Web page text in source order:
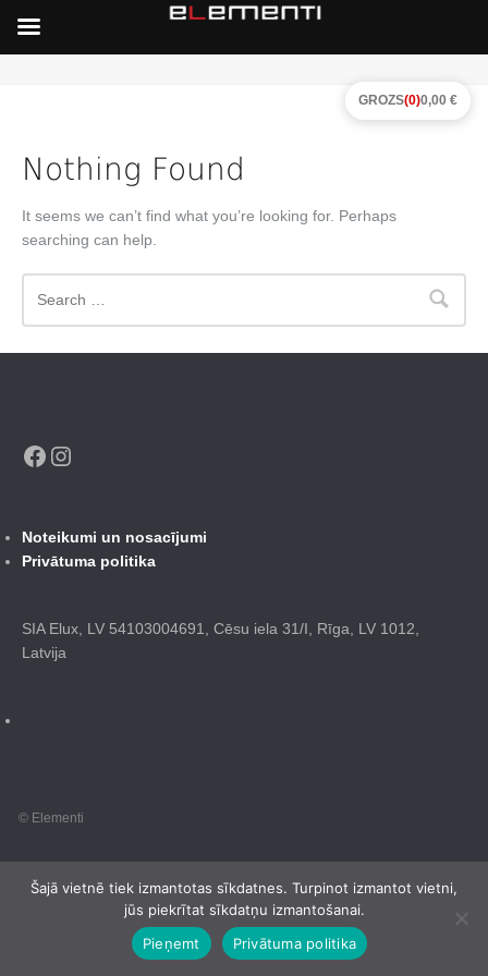
Nothing Found
It seems we can’t find what you’re looking for. Perhaps
searching can help.
Facebook
Noteikumi un nosacījumi
Privātuma politika
SIA Elux, LV 54103004691, Cēsu iela 31/I, Rīga, LV 1012,
Latvija
© Elementi
Šajā vietnē tiek izmantotas sīkdatnes. Turpinot izmantot vietni,
jūs piekrītat sīkdatņu izmantošanai.
Pieņemt
Privātuma politika
GROZS(0)0,00 €